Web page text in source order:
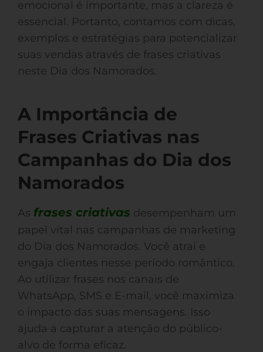
emocional é importante, mas a clareza é
essencial. Portanto, contamos com dicas,
exemplos e estratégias para potencializar
suas vendas através de frases criativas
neste Dia dos Namorados.
A Importância de
Frases Criativas nas
Campanhas do Dia dos
Namorados
As frases criativas desempenham um
papel vital nas campanhas de marketing
do Dia dos Namorados. Você atrai e
engaja clientes nesse período romântico.
Ao utilizar frases nos canais de
WhatsApp, SMS e E-mail, você maximiza
o impacto das suas mensagens. Isso
ajuda a capturar a atenção do público-
alvo de forma eficaz.